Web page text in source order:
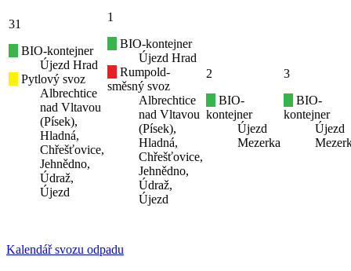
31
BIO-kontejner
Újezd Hrad
Pytlový svoz
Albrechtice
nad Vltavou
(Písek),
Hladná,
Chřešťovice,
Jehnědno,
Údraž,
Újezd
1
BIO-kontejner
Újezd Hrad
Rumpold-
směsný svoz
Albrechtice
nad Vltavou
(Písek),
Hladná,
Chřešťovice,
Jehnědno,
Údraž,
Újezd
2
BIO-
kontejner
Újezd
Mezerka
3
BIO-
kontejner
Újezd
Kalendář svozu odpadu